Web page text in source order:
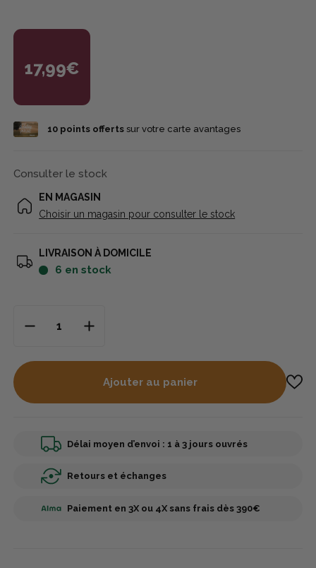
17,99€
10points offertssur votre carte avantages
Consulter le stock
EN MAGASIN
Choisir un magasin pour consulter le stock
LIVRAISON À DOMICILE
6 en stock
Ajouter au panier
Délai moyen d’envoi : 1 à 3 jours ouvrés
Retours et échanges
Paiement en 3X ou 4X sans frais dès 390€